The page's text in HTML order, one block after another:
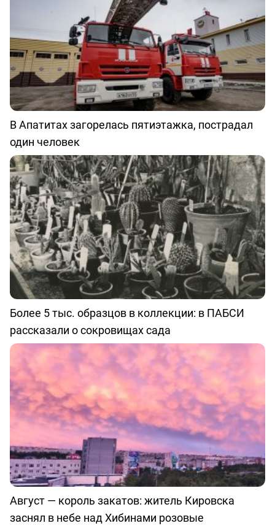
В Апатитах загорелась пятиэтажка, пострадал
один человек
Более 5 тыс. образцов в коллекции: в ПАБСИ
рассказали о сокровищах сада
Август — король закатов: житель Кировска
заснял в небе над Хибинами розовые